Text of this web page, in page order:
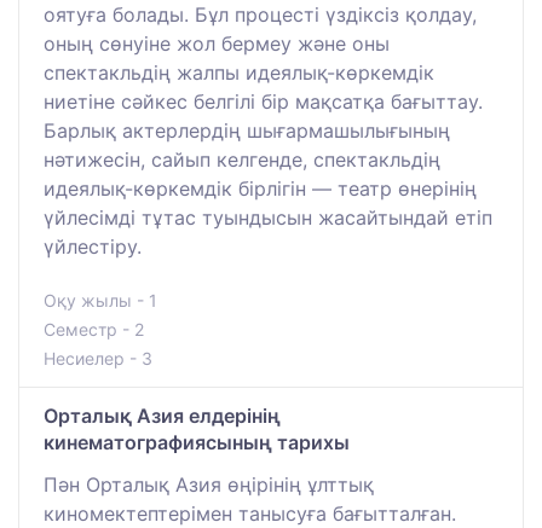
оятуға болады. Бұл процесті үздіксіз қолдау,
оның сөнуіне жол бермеу және оны
спектакльдің жалпы идеялық-көркемдік
ниетіне сәйкес белгілі бір мақсатқа бағыттау.
Барлық актерлердің шығармашылығының
нәтижесін, сайып келгенде, спектакльдің
идеялық-көркемдік бірлігін — театр өнерінің
үйлесімді тұтас туындысын жасайтындай етіп
үйлестіру.
Оқу жылы - 1
Семестр - 2
Несиелер - 3
Орталық Азия елдерінің
кинематографиясының тарихы
Пән Орталық Азия өңірінің ұлттық
киномектептерімен танысуға бағытталған.